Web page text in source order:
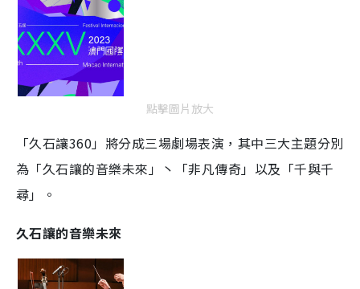
點擊圖片放大
「久石讓360」將分成三場劇場表演，其中三大主題分別
為「久石讓的音樂未來」丶「非凡傳奇」以及「千與千
尋」。
久石讓的音樂未來